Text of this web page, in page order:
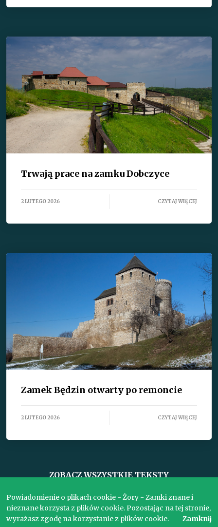
Trwają prace na zamku Dobczyce
2 LUTEGO 2026 CZYTAJ WIĘCEJ
Zamek Będzin otwarty po remoncie
2 LUTEGO 2026 CZYTAJ WIĘCEJ
ZOBACZ WSZYSTKIE TEKSTY
Copyright © 2017. Wszelkie prawa zastrzeżone.
Powiadomienie o plikach cookie - Żory - Zamki znane i
nieznane korzysta z plików cookie. Pozostając na tej stronie,
wyrażasz zgodę na korzystanie z plików cookie.
Zamknij